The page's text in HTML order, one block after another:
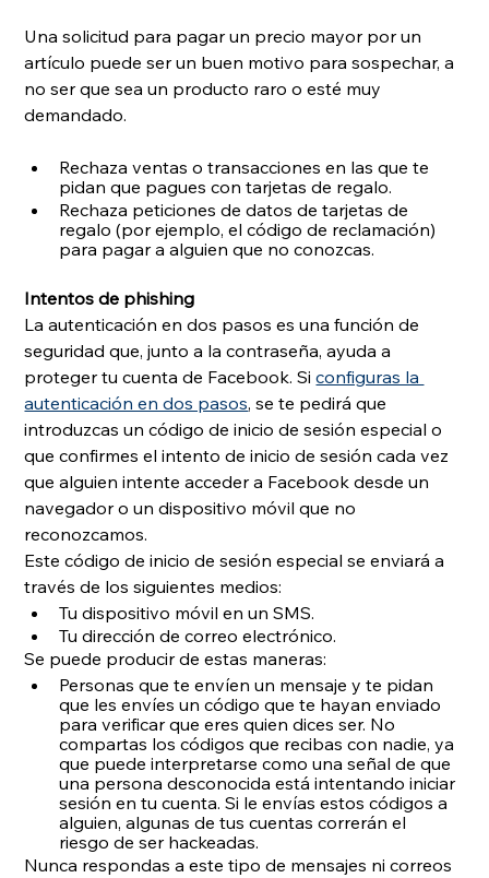
Una solicitud para pagar un precio mayor por un
artículo puede ser un buen motivo para sospechar, a
no ser que sea un producto raro o esté muy
demandado.
Rechaza ventas o transacciones en las que te
pidan que pagues con tarjetas de regalo.
Rechaza peticiones de datos de tarjetas de
regalo (por ejemplo, el código de reclamación)
para pagar a alguien que no conozcas.
Intentos de phishing
La autenticación en dos pasos es una función de
seguridad que, junto a la contraseña, ayuda a
proteger tu cuenta de Facebook. Si configuras la
autenticación en dos pasos, se te pedirá que
introduzcas un código de inicio de sesión especial o
que confirmes el intento de inicio de sesión cada vez
que alguien intente acceder a Facebook desde un
navegador o un dispositivo móvil que no
reconozcamos.
Este código de inicio de sesión especial se enviará a
través de los siguientes medios:
Tu dispositivo móvil en un SMS.
Tu dirección de correo electrónico.
Se puede producir de estas maneras:
Personas que te envíen un mensaje y te pidan
que les envíes un código que te hayan enviado
para verificar que eres quien dices ser. No
compartas los códigos que recibas con nadie, ya
que puede interpretarse como una señal de que
una persona desconocida está intentando iniciar
sesión en tu cuenta. Si le envías estos códigos a
alguien, algunas de tus cuentas correrán el
riesgo de ser hackeadas.
Nunca respondas a este tipo de mensajes ni correos